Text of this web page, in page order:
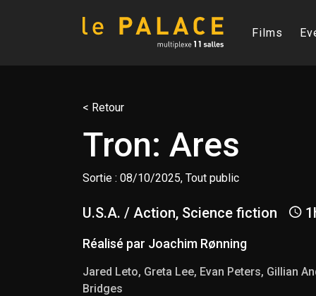
Films
< Retour
Tron: Ares
Sortie : 08/10/2025, Tout public
U.S.A. / Action, Science fiction
Réalisé par Joachim Rønning
Jared Leto, Greta Lee, Evan Peters, Gillian
Bridges